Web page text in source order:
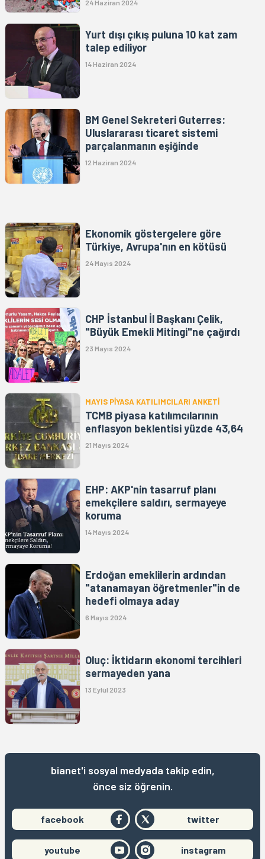
24 Haziran 2024
Yurt dışı çıkış puluna 10 kat zam
talep ediliyor
14 Haziran 2024
BM Genel Sekreteri Guterres:
Uluslararası ticaret sistemi
parçalanmanın eşiğinde
12 Haziran 2024
Ekonomik göstergelere göre
Türkiye, Avrupa'nın en kötüsü
24 Mayıs 2024
CHP İstanbul İl Başkanı Çelik,
"Büyük Emekli Mitingi"ne çağırdı
23 Mayıs 2024
MAYIS PİYASA KATILIMCILARI ANKETİ
TCMB piyasa katılımcılarının
enflasyon beklentisi yüzde 43,64
21 Mayıs 2024
EHP: AKP'nin tasarruf planı
emekçilere saldırı, sermayeye
koruma
14 Mayıs 2024
Erdoğan emeklilerin ardından
"atanamayan öğretmenler"in de
hedefi olmaya aday
6 Mayıs 2024
Oluç: İktidarın ekonomi tercihleri
sermayeden yana
13 Eylül 2023
bianet'i sosyal medyada takip edin,
önce siz öğrenin.
facebook twitter
youtube instagram